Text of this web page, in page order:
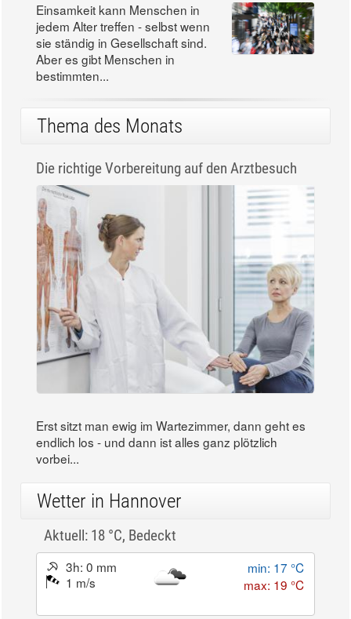
Einsamkeit kann Menschen in
jedem Alter treffen - selbst wenn
sie ständig in Gesellschaft sind.
Aber es gibt Menschen in
bestimmten...
Thema des Monats
Die richtige Vorbereitung auf den Arztbesuch
Erst sitzt man ewig im Wartezimmer, dann geht es
endlich los - und dann ist alles ganz plötzlich
vorbei...
Wetter in Hannover
Aktuell: 18 °C, Bedeckt
3h: 0 mm
1 m/s
min: 17 °C
max: 19 °C